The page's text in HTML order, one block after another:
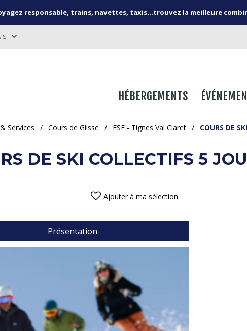
responsable, trains, navettes, taxis...trouvez la meilleure
HÉBERGEMENTS
Services / Cours de Glisse / ESF - Tignes Val Claret / COURS DE
DE SKI COLLECTIFS 5
Ajouter à ma sélection
Présentation